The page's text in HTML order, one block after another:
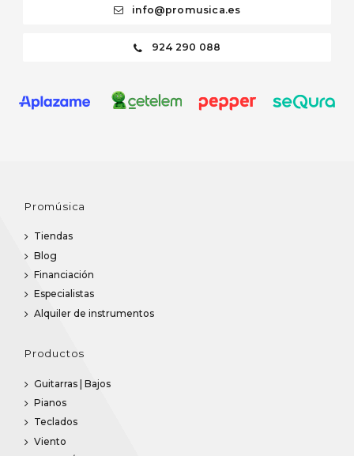
info@promusica.es
924 290 088
Promúsica
Tiendas
Blog
Financiación
Especialistas
Alquiler de instrumentos
Productos
Guitarras | Bajos
Pianos
Teclados
Viento